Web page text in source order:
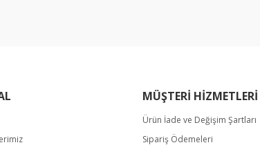
Gönder
MÜŞTERİ HİZMETLERİ
Ürün İade ve Değişim Şartları
Sipariş Ödemeleri